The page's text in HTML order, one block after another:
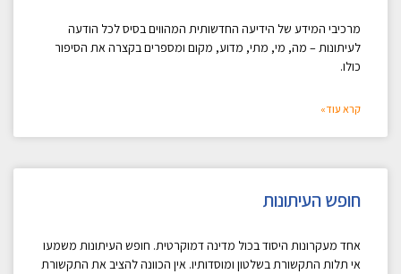
מרכיבי המידע של הידיעה החדשותית המהווים בסיס לכל הודעה
לעיתונות – מה, מי, מתי, מדוע, מקום ומספרים בקצרה את הסיפור
כולו.
קרא עוד»
חופש העיתונות
אחד מעקרונות היסוד בכול מדינה דמוקרטית. חופש העיתונות משמעו
אי תלות התקשורת בשלטון ומוסדותיו. אין הכוונה להציב את התקשורת